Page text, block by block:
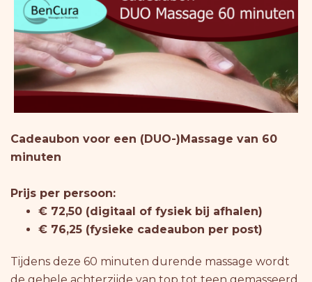
Cadeaubon voor een (DUO-)Massage van 60
minuten
Prijs per persoon:
€ 72,50 (digitaal of fysiek bij afhalen)
€ 76,25 (fysieke cadeaubon per post)
Tijdens deze 60 minuten durende massage wordt